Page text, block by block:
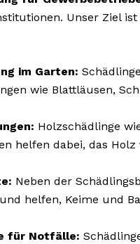
Unser Ziel
im Garten:
wie Blattläusen,
Holzschädlinge
helfen dabei, das
Neben der
helfen, Keime und
für Notfälle: